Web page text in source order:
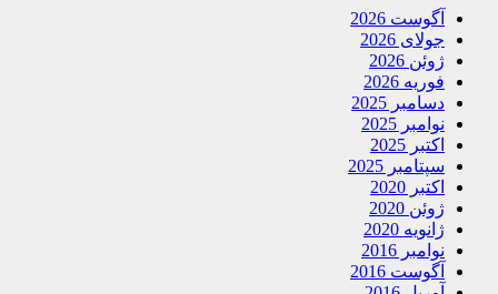
آگوست 2026
جولای 2026
ژوئن 2026
فوریه 2026
دسامبر 2025
نوامبر 2025
اکتبر 2025
سپتامبر 2025
اکتبر 2020
ژوئن 2020
ژانویه 2020
نوامبر 2016
آگوست 2016